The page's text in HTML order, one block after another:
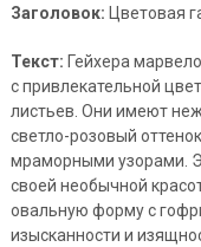
Заголовок: Цветовая
Текст: Гейхера
с привлекательной
листьев. Они имеют
светло-розовый
мраморными узорами.
своей необычной
овальную форму с
изысканности и